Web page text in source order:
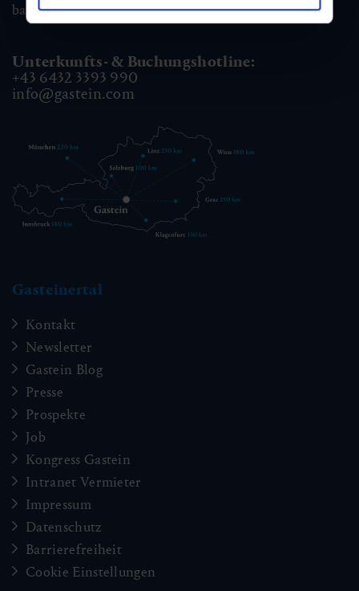
badgastein@gastein.com
Unterkunfts- & Buchungshotline:
+43 6432 3393 990
info@gastein.com
Gasteinertal
Kontakt
Newsletter
Gastein Blog
Presse
Prospekte
Job
Kongress Gastein
Intranet Vermieter
Impressum
Datenschutz
Barrierefreiheit
Cookie Einstellungen